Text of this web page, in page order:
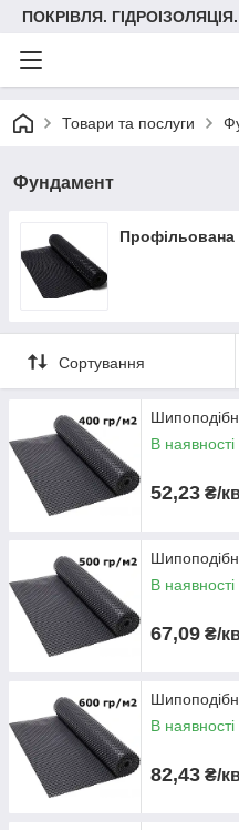
ПОКРІВЛЯ.
Товари та послуги
Фундамент
Сортування
В наявності
52,23 ₴/
В наявності
67,09 ₴/
В наявності
82,43 ₴/